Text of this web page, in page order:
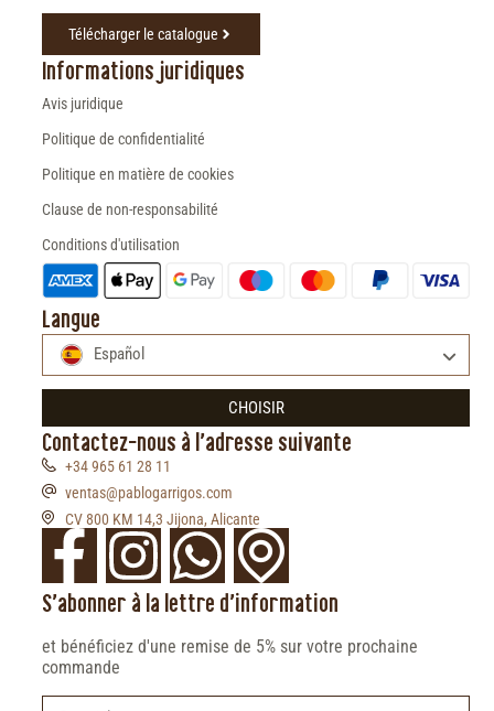
Télécharger le catalogue
Informations juridiques
Avis juridique
Politique de confidentialité
Politique en matière de cookies
Clause de non-responsabilité
Conditions d'utilisation
Langue
Español
CHOISIR
Contactez-nous à l'adresse suivante
+34 965 61 28 11
ventas@pablogarrigos.com
CV 800 KM 14,3 Jijona, Alicante
S'abonner à la lettre d'information
et bénéficiez d'une remise de 5% sur votre prochaine
commande